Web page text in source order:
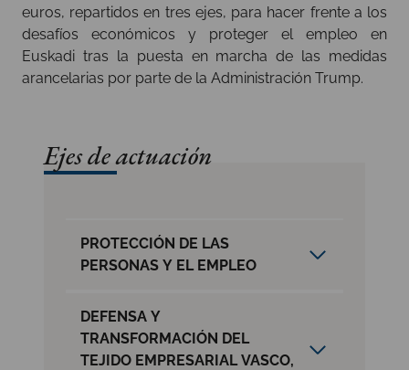
euros, repartidos en tres ejes, para hacer frente a los
desafíos económicos y proteger el empleo en
Euskadi tras la puesta en marcha de las medidas
arancelarias por parte de la Administración Trump.
Ejes de actuación
PROTECCIÓN DE LAS
PERSONAS Y EL EMPLEO
DEFENSA Y
TRANSFORMACIÓN DEL
TEJIDO EMPRESARIAL VASCO,